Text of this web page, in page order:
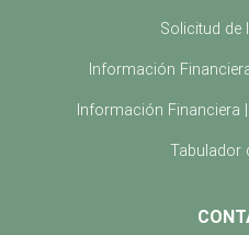
Solicitud de
Información
Información Financiera
Tabulador